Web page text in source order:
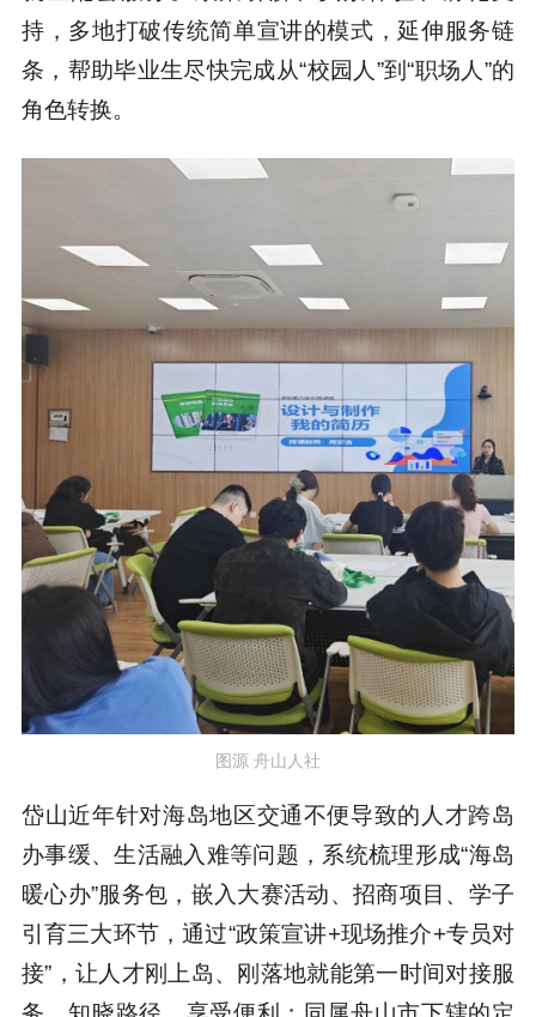
持，多地打破传统简单宣讲的模式，延伸服务链
条，帮助毕业生尽快完成从“校园人”到“职场人”的
角色转换。
图源 舟山人社
岱山近年针对海岛地区交通不便导致的人才跨岛
办事缓、生活融入难等问题，系统梳理形成“海岛
暖心办”服务包，嵌入大赛活动、招商项目、学子
引育三大环节，通过“政策宣讲+现场推介+专员对
接”，让人才刚上岛、刚落地就能第一时间对接服